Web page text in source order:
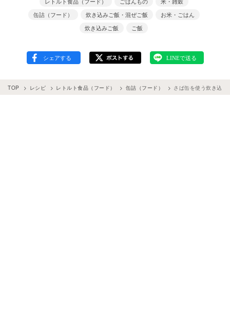
缶詰（フード）
炊き込みご飯・混ぜご飯
お米・ごはん
炊き込みご飯
ご飯
TOP レシピ レトルト食品（フード） 缶詰（フード） さば缶を使う炊き込